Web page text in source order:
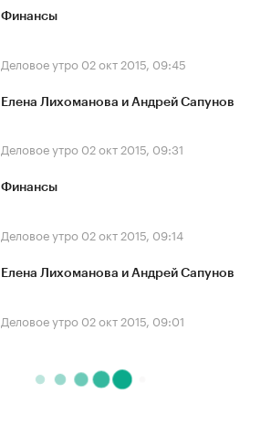
Финансы
Деловое утро 02 окт 2015, 09:45
Елена Лихоманова и Андрей Сапунов
Деловое утро 02 окт 2015, 09:31
Финансы
Деловое утро 02 окт 2015, 09:14
Елена Лихоманова и Андрей Сапунов
Деловое утро 02 окт 2015, 09:01